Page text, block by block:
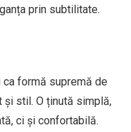
prin subtilitate.
formă supremă de
stil. O ținută simplă,
ci și confortabilă.